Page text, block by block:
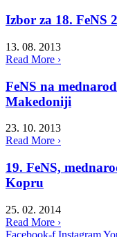
Izbor za 18. FeNS
13. 08. 2013
Read More ›
FeNS na
Makedoniji
23. 10. 2013
Read More ›
19. FeNS,
Kopru
25. 02. 2014
Read More ›
Facebook-f Instagram